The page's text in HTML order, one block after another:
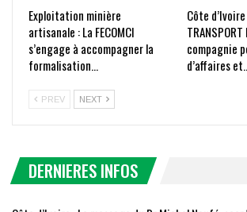
Exploitation minière
artisanale : La FECOMCI
s’engage à accompagner la
formalisation…
Côte d’Ivoire
compagnie
d’affaires
PREV NEXT
DERNIERES INFOS